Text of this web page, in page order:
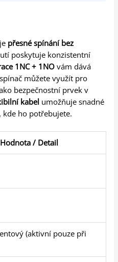
přesné spínání bez
poskytuje konzistentní
1NC + 1NO vám dává
můžete využít pro
bezpečnostní prvek v
kabel umožňuje snadné
kde ho potřebujete.
Hodnota / Detail
(aktivní pouze při